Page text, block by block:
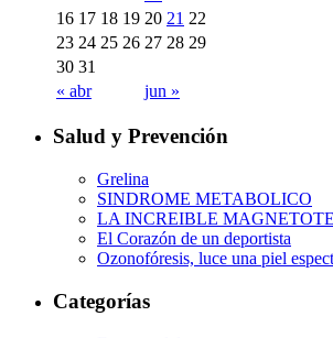
« abr jun »
16 17 18 19 20 21 22
23 24 25 26 27 28 29
30 31
Salud y Prevención
Grelina
SINDROME METABOLICO
LA INCREIBLE
El Corazón de un deportista
Ozonofóresis, luce una piel
Categorías